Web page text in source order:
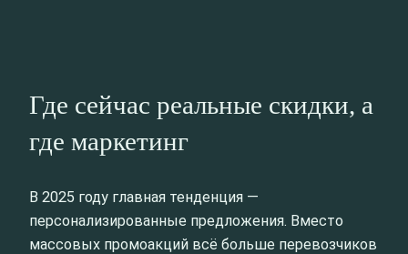
Где сейчас реальные скидки, а
где маркетинг
В 2025 году главная тенденция —
персонализированные предложения. Вместо
массовых промоакций всё больше перевозчиков